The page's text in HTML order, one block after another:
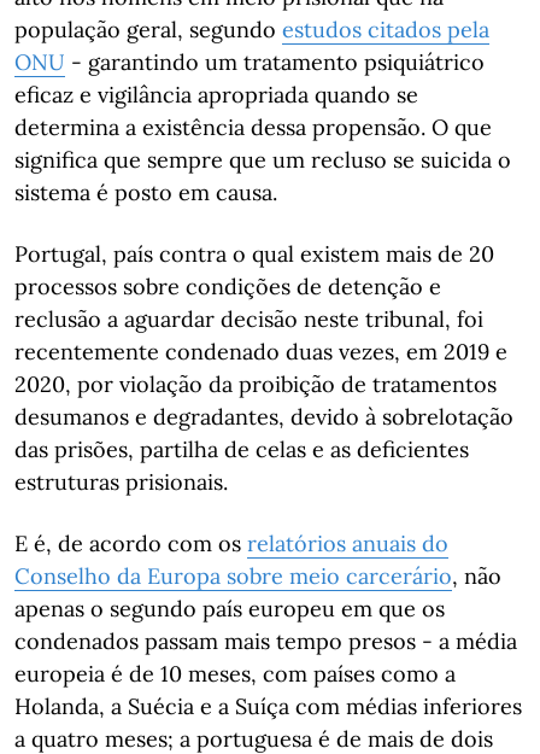
população geral, segundo estudos citados pela
ONU - garantindo um tratamento psiquiátrico
eficaz e vigilância apropriada quando se
determina a existência dessa propensão. O que
significa que sempre que um recluso se suicida o
sistema é posto em causa.
Portugal, país contra o qual existem mais de 20
processos sobre condições de detenção e
reclusão a aguardar decisão neste tribunal, foi
recentemente condenado duas vezes, em 2019 e
2020, por violação da proibição de tratamentos
desumanos e degradantes, devido à sobrelotação
das prisões, partilha de celas e as deficientes
estruturas prisionais.
E é, de acordo com os relatórios anuais do
Conselho da Europa sobre meio carcerário, não
apenas o segundo país europeu em que os
condenados passam mais tempo presos - a média
europeia é de 10 meses, com países como a
Holanda, a Suécia e a Suíça com médias inferiores
a quatro meses; a portuguesa é de mais de dois